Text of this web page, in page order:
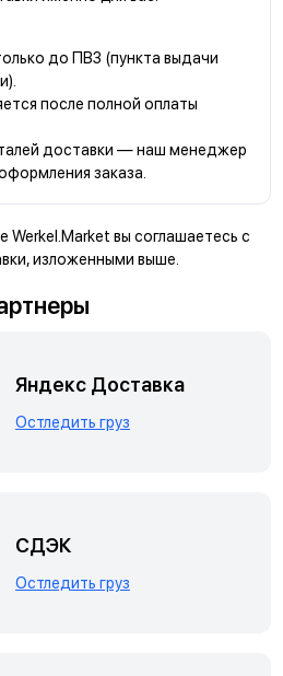
до ПВЗ (пункта выдачи
после полной оплаты
доставки — наш менеджер
заказа.
Werkel.Market вы соглашаетесь с
изложенными выше.
Яндекс Доставка
Остледить груз
СДЭК
Остледить груз